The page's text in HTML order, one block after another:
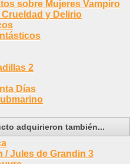
sobre Mujeres Vampiro
y Delirio
2
Días
adquirieron también...
/ Jules de Grandin 3